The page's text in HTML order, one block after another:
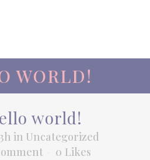
WORLD!
world!
in Uncategorized
0 Likes